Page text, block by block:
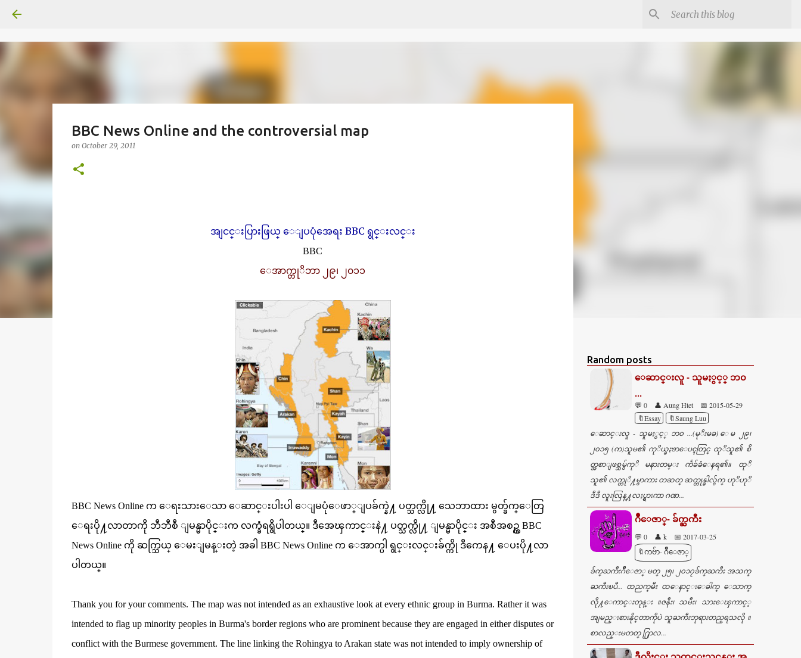
BBC News Online and the controversial map
on October 29, 2011
အျငင္းပြားဖြယ္ ေျပပုံအေရး BBC ရွင္းလင္း
BBC
ေအာက္တုိဘာ ၂၉၊ ၂၀၁၁
BBC News Online က ေရးသားေသာ ေဆာင္းပါးပါ ေျမပုံေဖာ္ျပခ်က္နဲ႔ ပတ္သက္လို႔ သေဘာထား မွတ္ခ်က္ေတြ
ေရးပို႔လာတာကို ဘီဘီစီ ျမန္မာပိုင္းက လက္ခံရရွိပါတယ္။ ဒီအေၾကာင္းနဲ႔ ပတ္သက္လို႔ ျမန္မာပိုင္း အစီအစဥ္က BBC
News Online ကို ဆက္သြယ္ ေမးျမန္းတဲ့ အခါ BBC News Online က ေအာက္ပါ ရွင္းလင္းခ်က္ကို ဒီကေန႔ ေပးပို႔လာ
ပါတယ္။
Thank you for your comments. The map was not intended as an exhaustive look at every ethnic group in Burma. Rather it was
intended to flag up minority peoples in Burma's border regions who are prominent because they are engaged in either disputes or
conflict with the Burmese government. The line linking the Rohingya to Arakan state was not intended to imply ownership of
Random posts
ေဆာင္းလူ - သူမႏွင့္ ဘ၀
...
💬 0 👤 Aung Htet
📅 2015-05-29
🔖Essay
🔖Saung Luu
ေဆာင္းလူ - သူမႏွင့္ ဘ၀ ...(မုိးမခ) ေမ ၂၉၊
၂၀၁၅ (က)သူမ၏ ကုိယ္ခႏၶာေပၚတြင္ ထုိသူ၏ စိ
တ္အစာျဖစ္သမွ်ကုိ မနားတမ္း က်ဲခ်ခံေနရ၏။ ထုိ
သူ၏ လက္တုိ႔မွာကား တဆတ္ ဆတ္တုန္ခါလွ်က္ ဟုိဟုိ
ဒီဒီ လူးလြန္႔လႈပ္ရွားကာ ဂဏ...
ဂ်ဳိေဇာ္- ခ်က္ႀကီး
💬 0 👤 k
📅 2017-03-25
🔖ကဗ်ာ- ဂ်ဳိေဇာ္
ခ်က္​ႀကီးဂ်ဳိေဇာ္ မတ္ ၂၅၊ ၂၀၁၇ခ်က္​ႀကီး အသက္​
ႀကီးၿပီ... ထညက္​မီး ထ​ေနာင္​း​ေခါက္​ ​ေသာက္​
လို႔​ေကာင္​းတုန္​း ။ဇနီး၊ သမီး၊ သား​ေၾကာင္​့
အျမည္​းစားနိုင္​တာကိုပဲ သူႀကီးဘုရားတည္​ရသလို ။
စာလည္​းမတတ္​ ႐ြာလ...